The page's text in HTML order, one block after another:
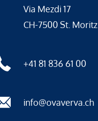
Via Mezdi 17
CH-7500 St. Moritz
+41 81 836 61 00
info@ovaverva.ch